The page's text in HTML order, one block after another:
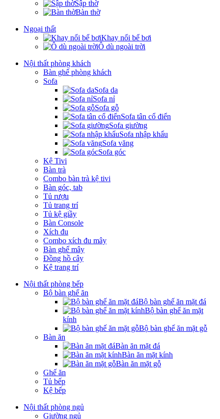
Sập thờ
Bàn thờ
Ngoại thất
Khay nổi bể bơi
Ô dù ngoài trời
Nội thất phòng khách
Bàn ghế phòng khách
Sofa
Sofa da
Sofa nỉ
Sofa gỗ
Sofa tân cổ điển
Sofa giường
Sofa nhập khẩu
Sofa văng
Sofa góc
Kệ Tivi
Bàn trà
Combo bàn trà kệ tivi
Bàn góc, tab
Tủ rượu
Tủ trang trí
Tủ kệ giầy
Bàn Console
Xích đu
Combo xích đu mây
Bàn ghế mây
Đồng hồ cây
Kệ trang trí
Nội thất phòng bếp
Bộ bàn ghế ăn
Bộ bàn ghế ăn mặt đá
Bộ bàn ghế ăn mặt
kính
Bộ bàn ghế ăn mặt gỗ
Bàn ăn
Bàn ăn mặt đá
Bàn ăn mặt kính
Bàn ăn mặt gỗ
Ghế ăn
Tủ bếp
Kệ bếp
Nội thất phòng ngủ
Giường ngủ